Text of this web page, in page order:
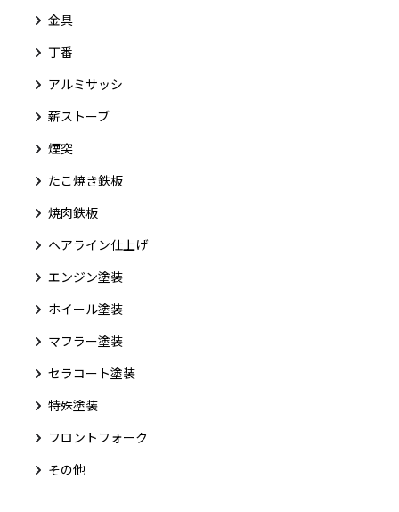
金具
丁番
アルミサッシ
薪ストーブ
煙突
たこ焼き鉄板
焼肉鉄板
ヘアライン仕上げ
エンジン塗装
ホイール塗装
マフラー塗装
セラコート塗装
特殊塗装
フロントフォーク
その他